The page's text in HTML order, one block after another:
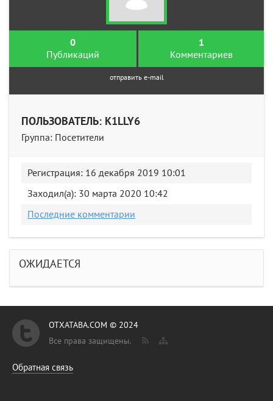
0
Публикаций
1
Комментариев
отправить e-mail
ПОЛЬЗОВАТЕЛЬ: K1LLY6
Группа: Посетители
Регистрация: 16 декабря 2019 10:01
Заходил(а): 30 марта 2020 10:42
Последние комментарии
ОЖИДАЕТСЯ
OTXATABA.COM © 2024
Все права защищены.
Обратная связь